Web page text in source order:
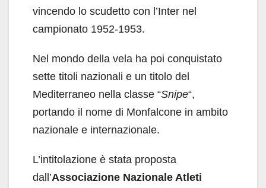
vincendo lo scudetto con l’Inter nel
campionato 1952-1953.
Nel mondo della vela ha poi conquistato
sette titoli nazionali e un titolo del
Mediterraneo nella classe “Snipe“,
portando il nome di Monfalcone in ambito
nazionale e internazionale.
L’intitolazione è stata proposta
dall’Associazione Nazionale Atleti